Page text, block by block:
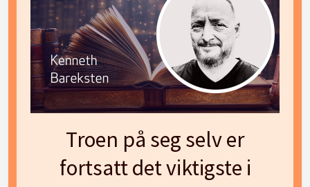
Troen på seg selv er
fortsatt det viktigste i